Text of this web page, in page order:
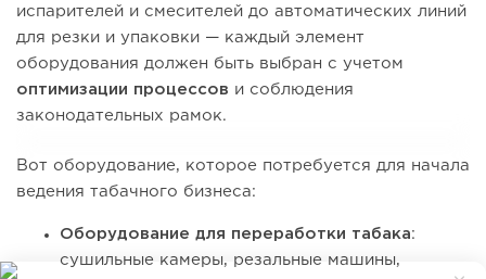
испарителей и смесителей до автоматических линий
для резки и упаковки — каждый элемент
оборудования должен быть выбран с учетом
оптимизации процессов и соблюдения
законодательных рамок.
Вот оборудование, которое потребуется для начала
ведения табачного бизнеса:
Оборудование для переработки табака:
сушильные камеры, резальные машины,